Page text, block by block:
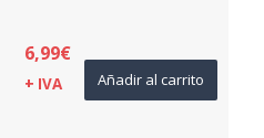
6,99€
+ IVA Añadir al carrito